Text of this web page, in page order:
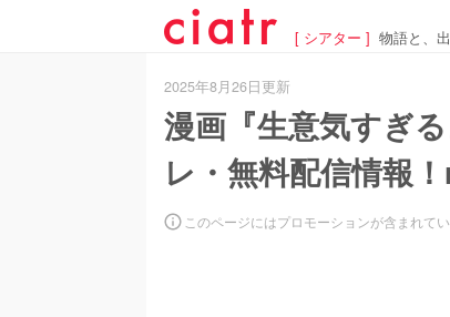
[ シアター ] 物語と、出
2025年8月26日更新
漫画『生意気すぎ
レ・無料配信情報
このページにはプロモーションが含まれて